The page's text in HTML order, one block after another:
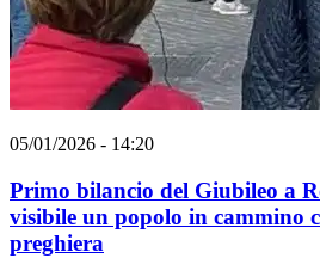
05/01/2026 - 14:20
Primo bilancio del Giubileo a
visibile un popolo in cammino
preghiera